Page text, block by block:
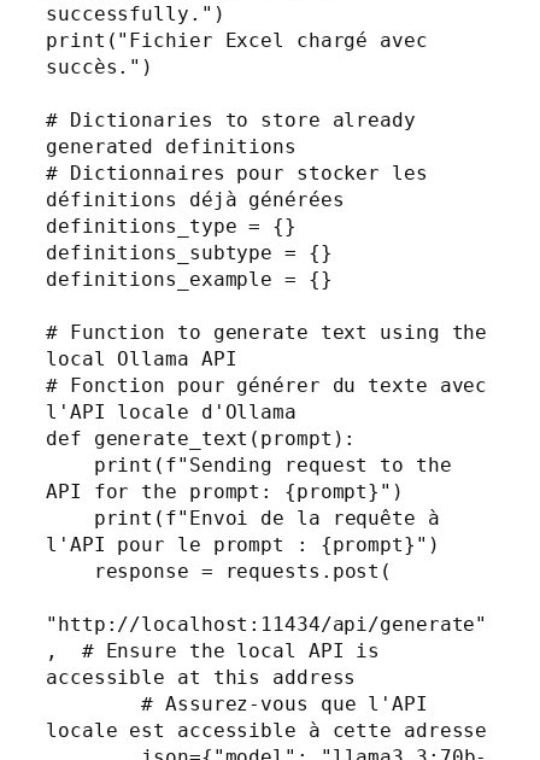
successfully.")
print("Fichier Excel chargé avec
succès.")
# Dictionaries to store already
generated definitions
# Dictionnaires pour stocker les
définitions déjà générées
definitions_type = {}
definitions_subtype = {}
definitions_example = {}
# Function to generate text using the
local Ollama API
# Fonction pour générer du texte avec
l'API locale d'Ollama
def generate_text(prompt):
API for the prompt: {prompt}")
l'API pour le prompt : {prompt}")
"http://localhost:11434/api/generate"
,  # Ensure the local API is
accessible at this address
        # Assurez-vous que l'API
locale est accessible à cette adresse